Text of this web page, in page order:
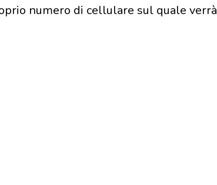
numero di cellulare sul quale verrà